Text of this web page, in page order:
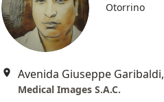
Otorrino
Avenida Giuseppe
Medical Images S.A.C.